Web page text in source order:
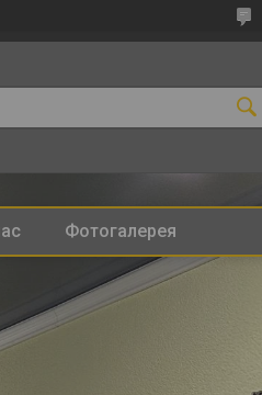
Фотогалерея